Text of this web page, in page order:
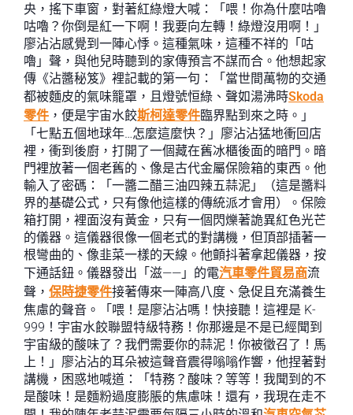
央，搖下車窗，對著紅綠燈大喊：「喂！你為什麼咕嚕
咕嚕？你倒是紅一下啊！我要向左轉！綠燈沒用啊！」
廖沾沾感覺到一陣心悸。這種氣味，這種不祥的「咕
嚕」聲，與他兒時聽到的家傳預言不謀而合。他想起家
傳《沾醬秘笈》裡記載的第一句：「當世間萬物的交通
都被麵皮的氣味籠罩，且燈號恒綠、聲如湯沸時Skoda
零件 ，便是宇宙水餃斯柯達零件臨界點到來之時。」
「七點五個地球年…怎麼這麼快？」廖沾沾猛地衝回店
裡，衝到後廚，打開了一個藏在舊冰櫃後面的暗門。暗
門裡放著一個老舊的、像是古代金屬保險箱的東西。他
輸入了密碼：「一醬二醋三油四辣五蒜泥」（這是醬料
界的基礎公式，只有像他這樣的傳統派才會用）。保險
箱打開，裡面沒有黃金，只有一個閃爍著詭異紅色光芒
的儀器。這儀器很像一個老式的對講機，但頂部插著一
根彎曲的、像韭菜一樣的天線。他顫抖著拿起儀器，按
下通話鈕。儀器發出「滋——」的電汽車零件貿易商流
聲， 保時捷零件接著傳來一陣高八度、急促且充滿養生
焦慮的聲音。「喂！是廖沾沾嗎！快接聽！這裡是 K-
999！宇宙水餃聯盟特級特務！你那邊是不是已經聞到
宇宙級的酸味了？我們需要你的蒜泥！你被徵召了！馬
上！」廖沾沾的耳朵被這聲音震得嗡嗡作響，他捏著對
講機，困惑地喊道：「特務？酸味？等等！我聞到的不
是酸味！是麵粉過度膨脹的焦慮味！還有，我現在走不